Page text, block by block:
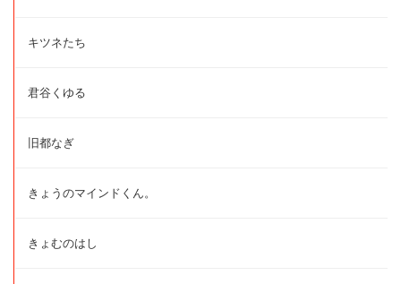
キツネたち
君谷くゆる
旧都なぎ
きょうのマインドくん。
きょむのはし